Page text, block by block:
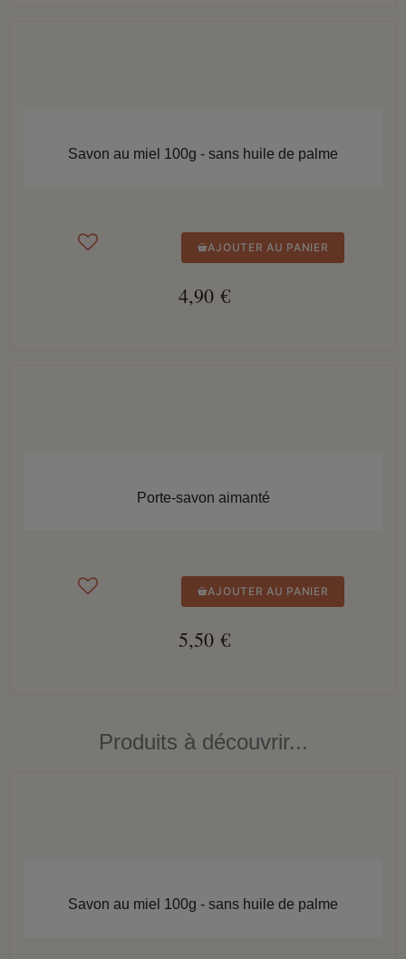
Savon au miel 100g - sans huile de palme
AJOUTER AU PANIER
4,90 €
Porte-savon aimanté
AJOUTER AU PANIER
5,50 €
Produits à découvrir...
Savon au miel 100g - sans huile de palme